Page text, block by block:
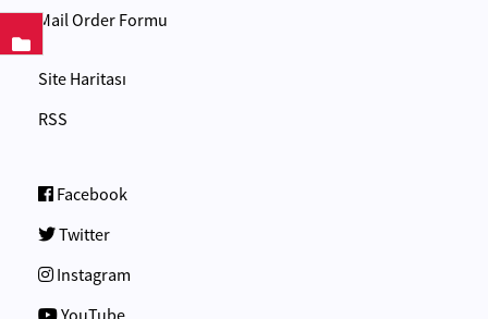
Mail Order Formu
Site Haritası
RSS
Facebook
Twitter
Instagram
YouTube